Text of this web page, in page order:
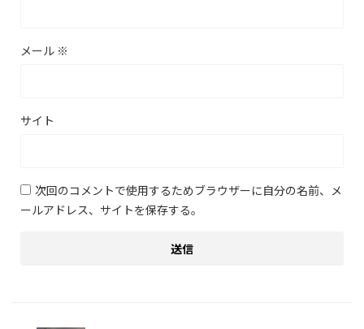
メール ※
サイト
次回のコメントで使用するためブラウザーに自分の名前、メ
ールアドレス、サイトを保存する。